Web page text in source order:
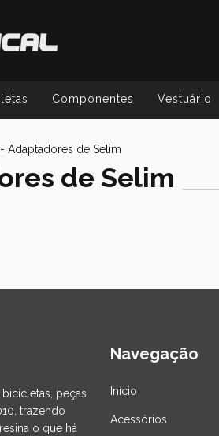
Componentes Vestuário
- Adaptadores de Selim
de Selim
peças
trazendo
o que há
Navegação
Início
Acessórios